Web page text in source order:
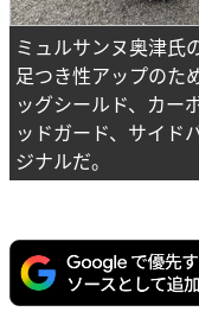
ミュルサンヌ奥津氏
足つき性アップのた
ッグシールド、カー
ッドガード、サイド
ジナルだ。